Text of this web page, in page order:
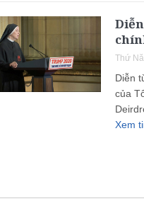
Thứ
Diễn
của
Xem